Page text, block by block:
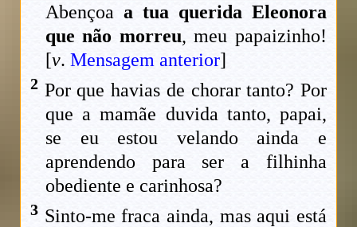
Abençoa a tua querida Eleonora
que não morreu, meu papaizinho!
[v.Mensagem anterior]
2 Por que havias de chorar tanto? Por
que a mamãe duvida tanto, papai,
se eu estou velando ainda e
aprendendo para ser a filhinha
obediente e carinhosa?
3 Sinto-me fraca ainda, mas aqui está